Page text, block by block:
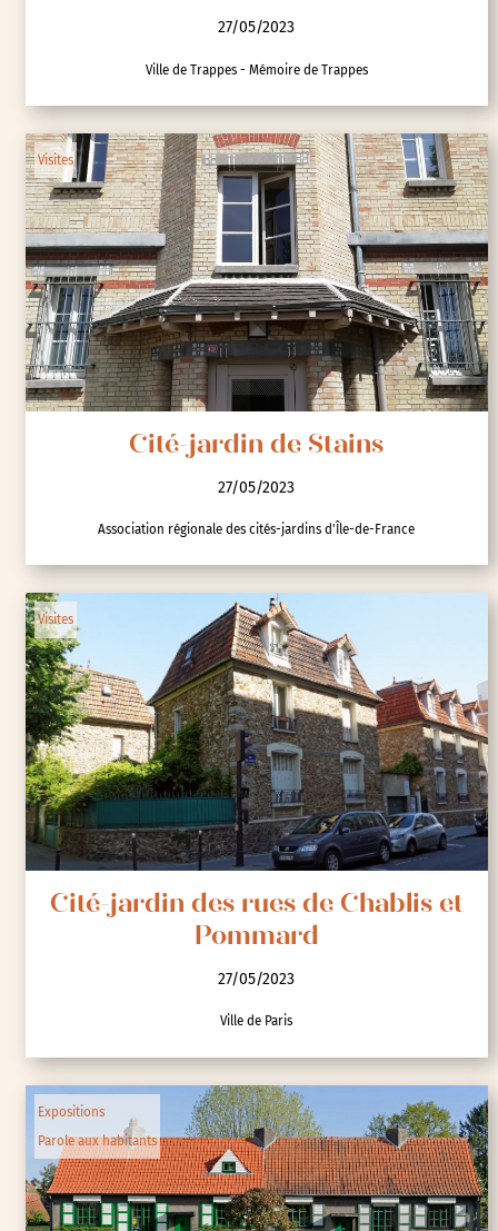
27/05/2023
Ville de Trappes - Mémoire de Trappes
Visites
Cité-jardin de Stains
27/05/2023
Association régionale des cités-jardins d'Île-de-France
Visites
Cité-jardin des rues de Chablis et
Pommard
27/05/2023
Ville de Paris
Expositions
Parole aux habitants